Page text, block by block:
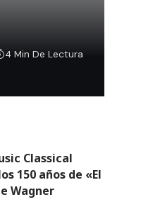
4 Min De Lectura
Classical
150 años de «El
Wagner